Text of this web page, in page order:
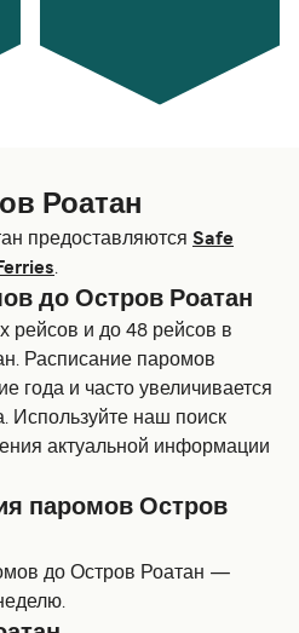
Роатан
предоставляются Safe
.
до Остров Роатан
рейсов и до 48 рейсов в
Расписание паромов
года и часто увеличивается
Используйте наш поиск
актуальной информации
паромов Остров
до Остров Роатан —